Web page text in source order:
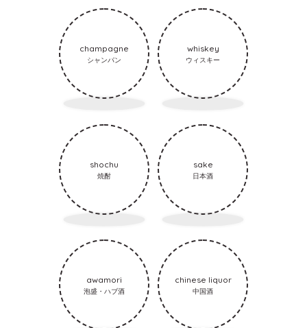
champagne
シャンパン
whiskey
ウィスキー
shochu
焼酎
sake
日本酒
awamori
泡盛・ハブ酒
chinese liquor
中国酒